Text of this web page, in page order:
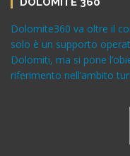
Dolomite360 va oltre il
solo è un supporto
Dolomiti, ma si pone
riferimento nell’ambito